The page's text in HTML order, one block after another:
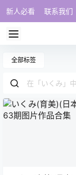
新人必看 联系我们
全部标签